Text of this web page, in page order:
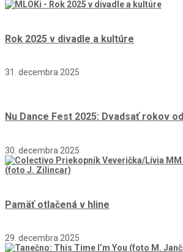
Rok 2025 v divadle a kultúre
31. decembra 2025
Nu Dance Fest 2025: Dvadsať rokov
30. decembra 2025
Pamäť otlačená v hline
29. decembra 2025